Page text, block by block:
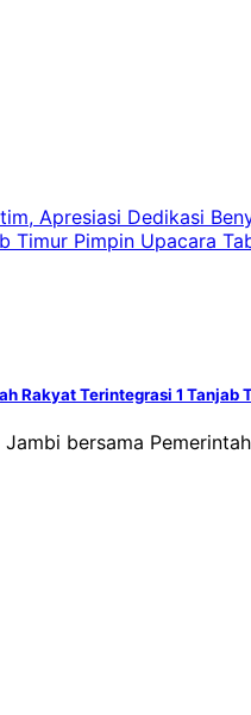
Apresiasi Dedikasi
Pimpin Upacara
Rakyat Terintegrasi 1
bersama